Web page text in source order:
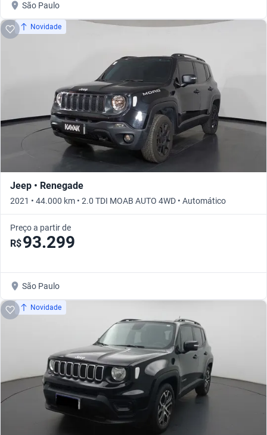
São Paulo
Novidade
Jeep • Renegade
2021 • 44.000 km • 2.0 TDI MOAB AUTO 4WD • Automático
Preço a partir de
R$93.299
São Paulo
Novidade